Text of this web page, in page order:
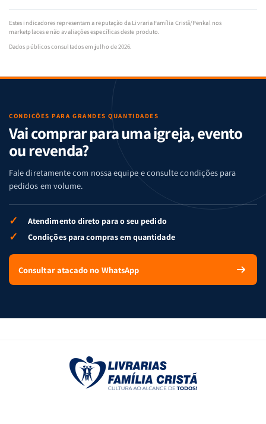
Estes indicadores representam a reputação da Livraria Família Cristã/Penkal nos
marketplaces e não avaliações específicas deste produto.
Dados públicos consultados em julho de 2026.
CONDIÇÕES PARA GRANDES QUANTIDADES
Vai comprar para uma igreja, evento
ou revenda?
Fale diretamente com nossa equipe e consulte condições para
pedidos em volume.
✓ Atendimento direto para o seu pedido
✓ Condições para compras em quantidade
Consultar atacado no WhatsApp